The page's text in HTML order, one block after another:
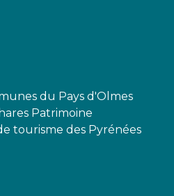
du Pays d'Olmes
Patrimoine
tourisme des Pyrénées